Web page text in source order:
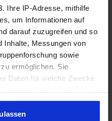
Ihre IP-Adresse, mithilfe
um Informationen auf
darauf zuzugreifen und so
Inhalte, Messungen von
sowie
ermöglichen. Sie
Daten für welche Zwecke
Klicken auf das Privacy
1x HDMI
2.1b
3x
DisplayPort
2.1b